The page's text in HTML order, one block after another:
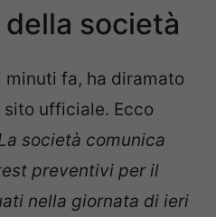
società
minuti fa, ha diramato
ufficiale. Ecco
società comunica
preventivi per il
nella giornata di ieri